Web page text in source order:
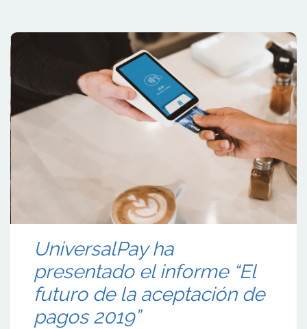
UniversalPay ha
presentado el informe “El
futuro de la aceptación de
pagos 2019”